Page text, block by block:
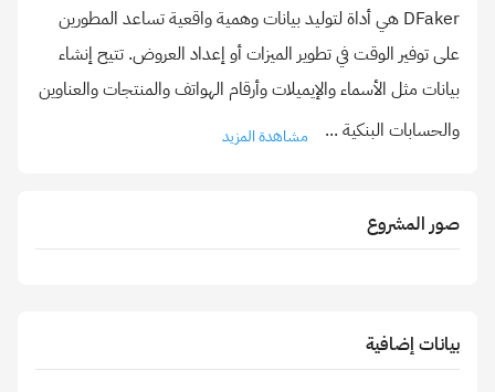
DFaker هي أداة لتوليد بيانات وهمية واقعية تساعد المطورين
على توفير الوقت في تطوير الميزات أو إعداد العروض. تتيح إنشاء
بيانات مثل الأسماء والإيميلات وأرقام الهواتف والمنتجات والعناوين
والحسابات البنكية ... مشاهدة المزيد
صور المشروع
بيانات إضافية